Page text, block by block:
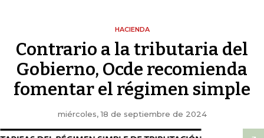
HACIENDA
Contrario a la tributaria del
Gobierno, Ocde recomienda
fomentar el régimen simple
miércoles, 18 de septiembre de 2024